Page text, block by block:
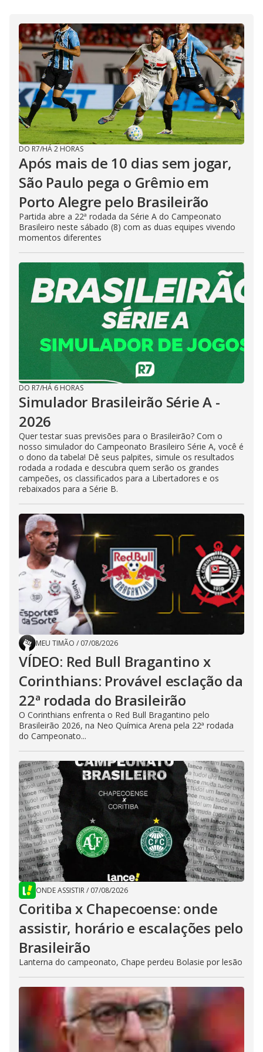
i
d
e
o
DO R7/HÁ 2 HORAS
Após mais de 10 dias sem jogar,
São Paulo pega o Grêmio em
Porto Alegre pelo Brasileirão
Partida abre a 22ª rodada da Série A do Campeonato
Brasileiro neste sábado (8) com as duas equipes vivendo
momentos diferentes
DO R7/HÁ 6 HORAS
Simulador Brasileirão Série A -
2026
Quer testar suas previsões para o Brasileirão? Com o
nosso simulador do Campeonato Brasileiro Série A, você é
o dono da tabela! Dê seus palpites, simule os resultados
rodada a rodada e descubra quem serão os grandes
campeões, os classificados para a Libertadores e os
rebaixados para a Série B.
MEU TIMÃO / 07/08/2026
VÍDEO: Red Bull Bragantino x
Corinthians: Provável esclação da
22ª rodada do Brasileirão
O Corinthians enfrenta o Red Bull Bragantino pelo
Brasileirão 2026, na Neo Química Arena pela 22ª rodada
do Campeonato...
ONDE ASSISTIR/ 07/08/2026
Coritiba x Chapecoense: onde
assistir, horário e escalações pelo
Brasileirão
Lanterna do campeonato, Chape perdeu Bolasie por lesão